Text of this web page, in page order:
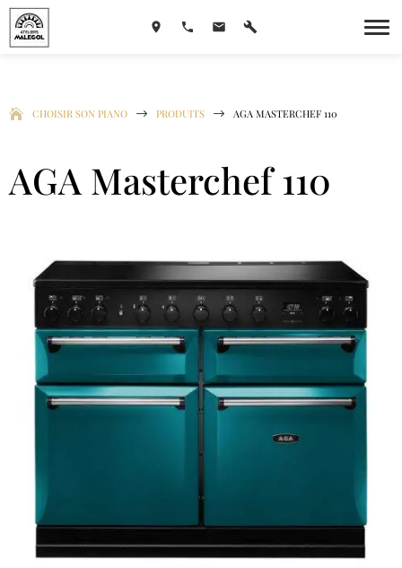
CHOISIR SON PIANO $ PRODUITS $ AGA MASTERCHEF 110
AGA Masterchef 110